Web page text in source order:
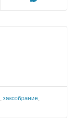
, заксобрание,